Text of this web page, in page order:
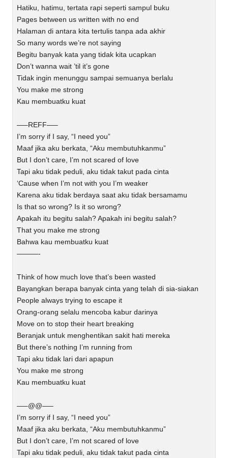
Hatiku, hatimu, tertata rapi seperti sampul buku
Pages between us written with no end
Halaman di antara kita tertulis tanpa ada akhir
So many words we’re not saying
Begitu banyak kata yang tidak kita ucapkan
Don’t wanna wait ’til it’s gone
Tidak ingin menunggu sampai semuanya berlalu
You make me strong
Kau membuatku kuat
—–REFF—–
I’m sorry if I say, “I need you”
Maaf jika aku berkata, “Aku membutuhkanmu”
But I don’t care, I’m not scared of love
Tapi aku tidak peduli, aku tidak takut pada cinta
‘Cause when I’m not with you I’m weaker
Karena aku tidak berdaya saat aku tidak bersamamu
Is that so wrong? Is it so wrong?
Apakah itu begitu salah? Apakah ini begitu salah?
That you make me strong
Bahwa kau membuatku kuat
———-
Think of how much love that’s been wasted
Bayangkan berapa banyak cinta yang telah di sia-siakan
People always trying to escape it
Orang-orang selalu mencoba kabur darinya
Move on to stop their heart breaking
Beranjak untuk menghentikan sakit hati mereka
But there’s nothing I’m running from
Tapi aku tidak lari dari apapun
You make me strong
Kau membuatku kuat
—–@@—–
I’m sorry if I say, “I need you”
Maaf jika aku berkata, “Aku membutuhkanmu”
But I don’t care, I’m not scared of love
Tapi aku tidak peduli, aku tidak takut pada cinta